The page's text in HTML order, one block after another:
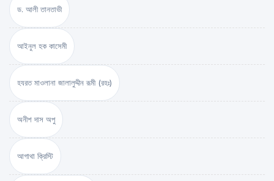
ড. আলী তানতাভী
আইনুল হক কাসেমী
হযরত মাওলানা জালালুদ্দীন রূমী (রহঃ)
অনীশ দাস অপু
আগাথা ক্রিস্টি